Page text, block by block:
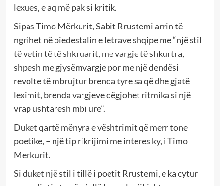
lexues, e aq më pak si kritik.
Sipas Timo Mërkurit, Sabit Rrustemi arrin të
ngrihet në piedestalin e letrave shqipe me “një stil
të vetin të të shkruarit, me vargje të shkurtra,
shpesh me gjysëmvargje por me një dendësi
revolte të mbrujtur brenda tyre sa që dhe gjatë
leximit, brenda vargjeve dëgjohet ritmika si një
vrap ushtarësh mbi urë”.
Duket qartë mënyra e vështrimit që merr tone
poetike, – një tip rikrijimi me interes ky, i Timo
Merkurit.
Si duket një stil i tillë i poetit Rrustemi, e ka cytur